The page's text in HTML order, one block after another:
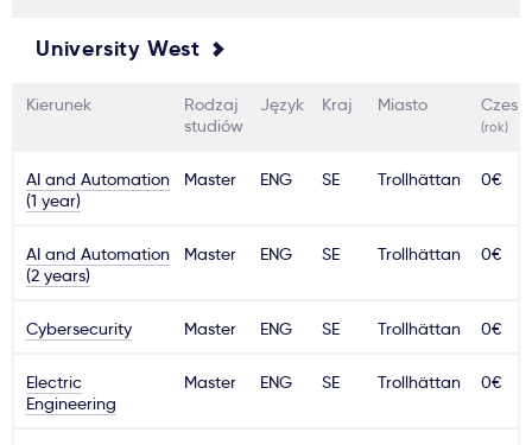
Powiadomienia
Formularz aplikacyjny
Gdzie studiować?
Jak aplikować?
Usługi
University West
Kierunek
Rodzaj
studiów
Język Kraj Miasto
(rok)
AI and Automation
(1 year)
Master ENG SE Trollhättan 0€
AI and Automation
(2 years)
Master ENG SE Trollhättan 0€
Cybersecurity Master ENG SE Trollhättan 0€
Electric
Engineering
Master ENG SE Trollhättan 0€